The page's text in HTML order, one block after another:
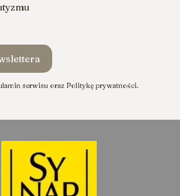
serwisu oraz Politykę prywatności.